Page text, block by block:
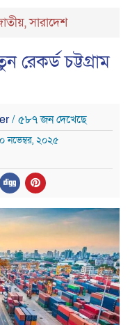
,সারাদেশ
রেকর্ড চট্টগ্রাম
/ ৫৮৭ জন দেখেছে
নভেম্বর, ২০২৫